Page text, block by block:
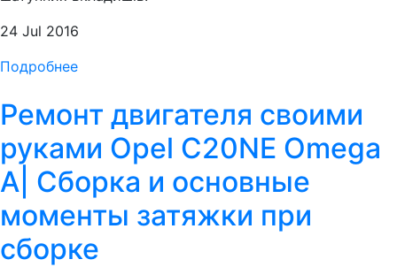
24 Jul 2016
Подробнее
Ремонт двигателя своими
руками Opel C20NE Omega
A| Сборка и основные
моменты затяжки при
сборке